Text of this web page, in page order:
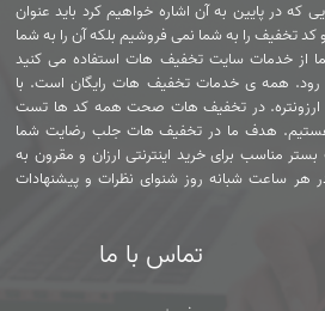
که در پایین به آن اشاره خواهیم کرد باید عنوان
تخفیف را به شما نمی فروشیم بلکه آن را به شما
خدمات سایت تخفیف هات استفاده می کنید
رود. همه ی خدمات تخفیف هات رایگان است. با
ارزونتره. در تخفیف هات صحت همه کد ها تست
هدف ما در تخفیف هات جلب رضایت شما
مناسب برای خرید اینترنتی ارزان و مقرون به
هر ساعت شبانه روز شنوای نظرات و پیشنهادات
تماس با ما